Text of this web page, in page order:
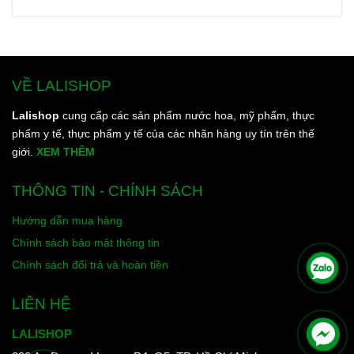
VỀ LALISHOP
Lalishop cung cấp các sản phẩm nước hoa, mỹ phẩm, thực
phẩm y tế, thực phẩm y tế của các nhãn hàng uy tín trên thế
giới. XEM THÊM
THÔNG TIN - CHÍNH SÁCH
Hướng dẫn mua hàng
Chính sách bảo mật thông tin
Chính sách đổi trả và hoàn tiền
LIÊN HỆ
LALISHOP